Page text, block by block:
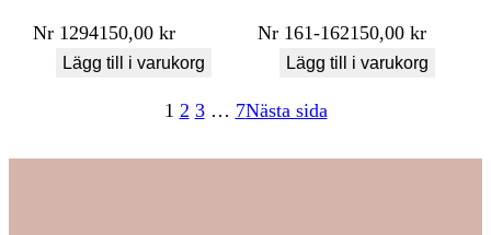
Nr 1294150,00kr
Lägg till i varukorg
Nr 161-162150,00kr
Lägg till i varukorg
1 2 3 … 7Nästa sida